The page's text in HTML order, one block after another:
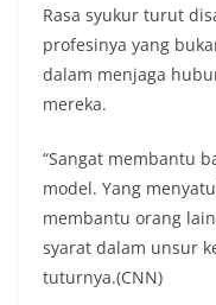
Rasa syukur turut
profesinya yang
dalam menjaga
mereka.
“Sangat membantu
model. Yang
membantu orang
syarat dalam unsur
tuturnya.(CNN)